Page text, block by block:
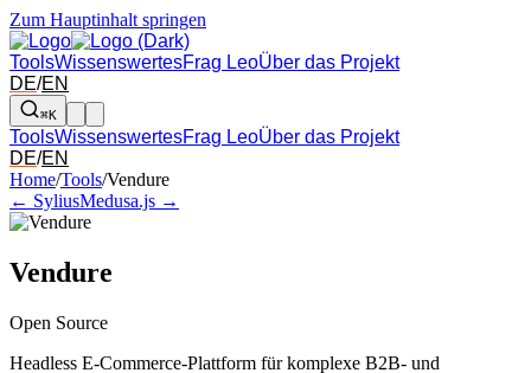
Zum Hauptinhalt springen
ToolsWissenswertesFrag LeoÜber das Projekt
DE/EN
⌘K
ToolsWissenswertesFrag LeoÜber das Projekt
DE/EN
Pfeil links und rechts: zum benachbarten Tool in der Übersicht
Home/Tools/Vendure
← SyliusMedusa.js →
Vendure
Open Source
Headless E-Commerce-Plattform für komplexe B2B- und